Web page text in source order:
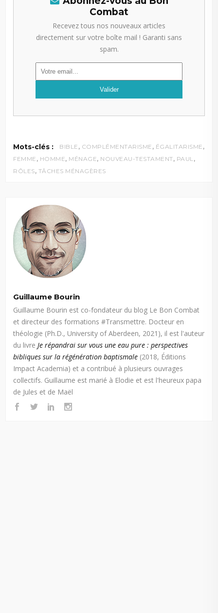
Combat
Recevez tous nos nouveaux articles
directement sur votre boîte mail ! Garanti sans
spam.
Mots-clés : BIBLE , COMPLÉMENTARISME , ÉGALITARISME ,
FEMME , HOMME, MÉNAGE, NOUVEAU-TESTAMENT, PAUL,
RÔLES, TÂCHES MÉNAGÈRES
Guillaume Bourin
Guillaume Bourin est co-fondateur du blog Le Bon Combat
et directeur des formations #Transmettre. Docteur en
théologie (Ph.D., University of Aberdeen, 2021), il est l'auteur
du livreJe répandrai sur vous une eau pure : perspectives
bibliques sur la régénération baptismale (2018, Éditions
Impact Academia) et a contribué à plusieurs ouvrages
collectifs. Guillaume est marié à Elodie et est l'heureux papa
de Jules et de Maël